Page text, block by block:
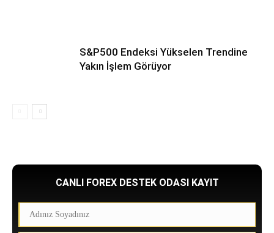
S&P500 Endeksi Yükselen Trendine
Yakın İşlem Görüyor
CANLI FOREX DESTEK ODASI KAYIT